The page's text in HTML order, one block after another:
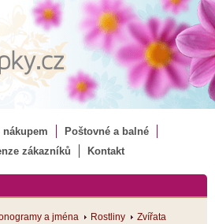
nákupem
Poštovné a balné
zákazníků Kontakt
a jména Rostliny
Zvířata